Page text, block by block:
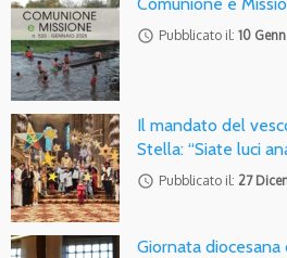
access_time Pubblicato il: 10
Il mandato del
Stella: “Siate luci
access_time Pubblicato il: 27
Giornata